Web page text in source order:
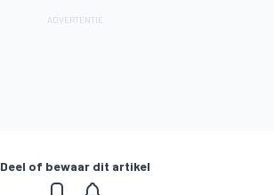
Deel of bewaar dit artikel